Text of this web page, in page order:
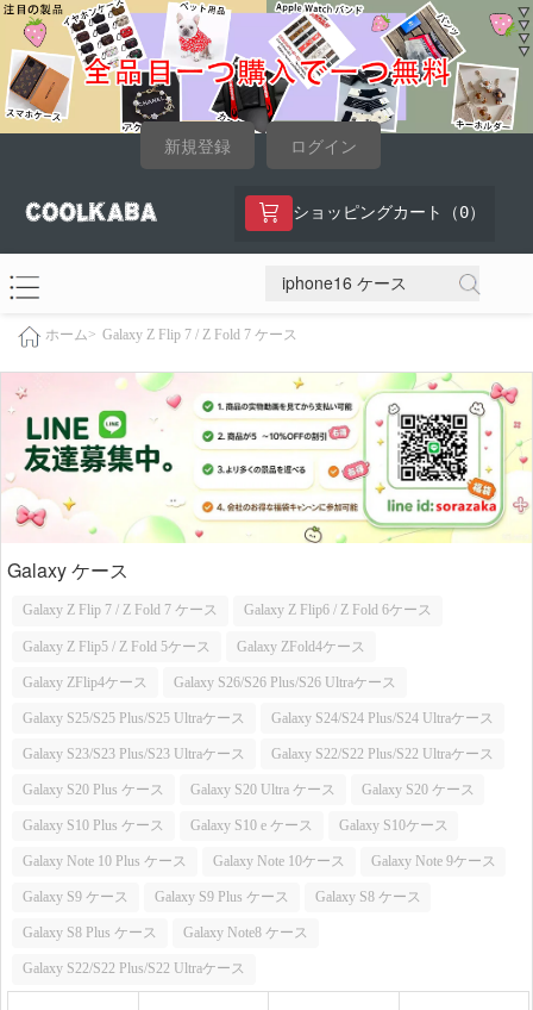
新規登録 ログイン
ショッピングカート（ 0）
ホーム> Galaxy Z Flip 7 / Z Fold 7 ケース
Galaxy ケース
Galaxy Z Flip 7 / Z Fold 7 ケース Galaxy Z Flip6 / Z Fold 6ケース
Galaxy Z Flip5 / Z Fold 5ケース Galaxy ZFold4ケース
Galaxy ZFlip4ケース Galaxy S26/S26 Plus/S26 Ultraケース
Galaxy S25/S25 Plus/S25 Ultraケース Galaxy S24/S24 Plus/S24 Ultraケース
Galaxy S23/S23 Plus/S23 Ultraケース Galaxy S22/S22 Plus/S22 Ultraケース
Galaxy S20 Plus ケース Galaxy S20 Ultra ケース Galaxy S20 ケース
Galaxy S10 Plus ケース Galaxy S10 e ケース Galaxy S10ケース
Galaxy Note 10 Plus ケース Galaxy Note 10ケース Galaxy Note 9ケース
Galaxy S9 ケース Galaxy S9 Plus ケース Galaxy S8 ケース
Galaxy S8 Plus ケース Galaxy Note8 ケース
Galaxy S22/S22 Plus/S22 Ultraケース